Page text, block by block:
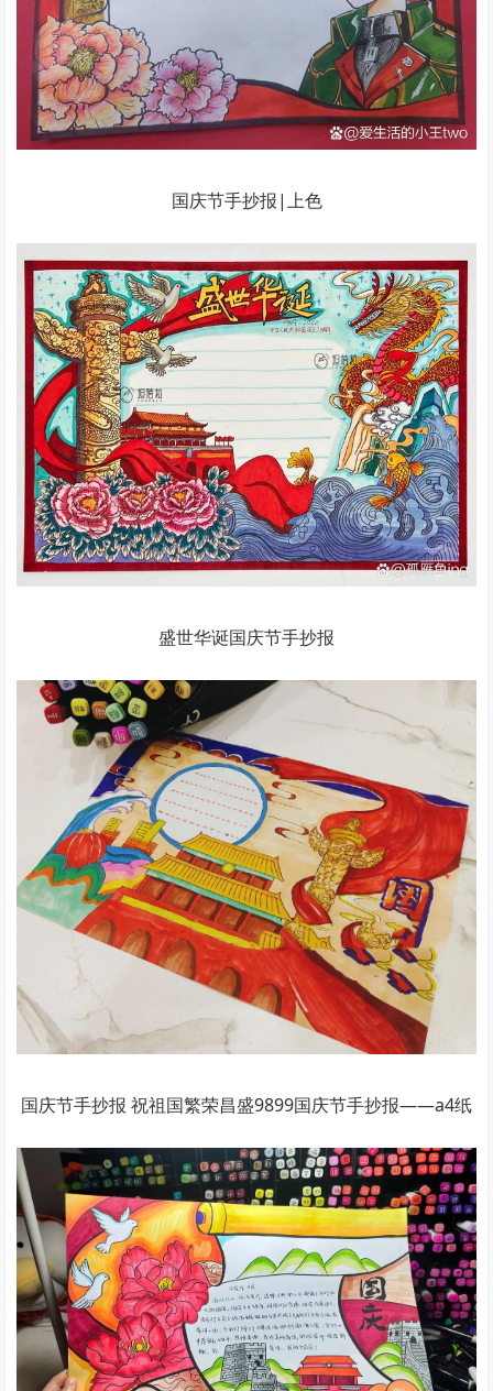
国庆节手抄报|上色
盛世华诞国庆节手抄报
国庆节手抄报 祝祖国繁荣昌盛9899国庆节手抄报——a4纸